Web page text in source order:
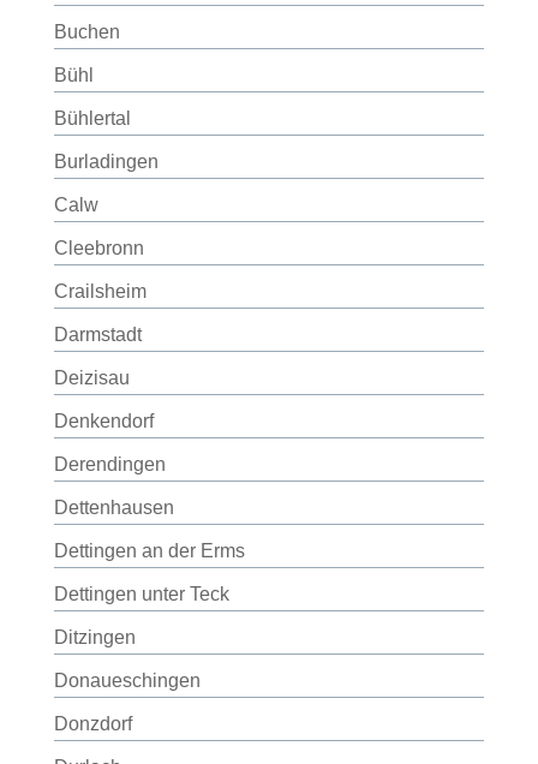
Buchen
Bühl
Bühlertal
Burladingen
Calw
Cleebronn
Crailsheim
Darmstadt
Deizisau
Denkendorf
Derendingen
Dettenhausen
Dettingen an der Erms
Dettingen unter Teck
Ditzingen
Donaueschingen
Donzdorf